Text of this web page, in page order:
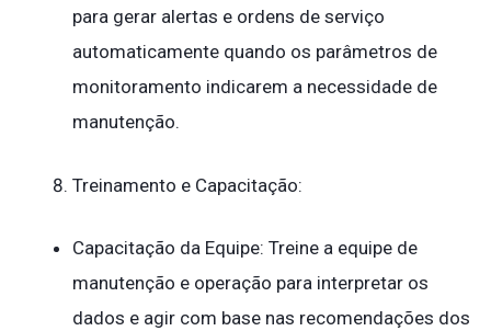
para gerar alertas e ordens de serviço
automaticamente quando os parâmetros de
monitoramento indicarem a necessidade de
manutenção.
Treinamento e Capacitação:
Capacitação da Equipe: Treine a equipe de
manutenção e operação para interpretar os
dados e agir com base nas recomendações dos